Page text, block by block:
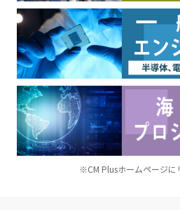
※CM Plusホームページに